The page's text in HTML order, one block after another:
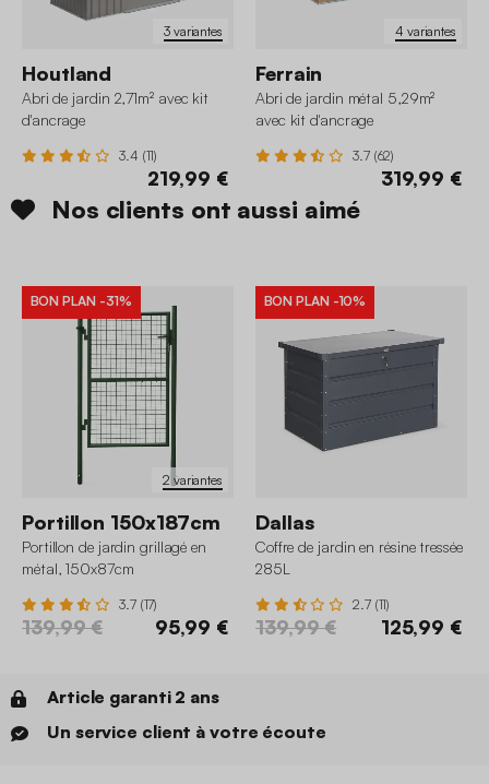
3 variantes
Houtland
Abri de jardin 2,71m² avec kit
d'ancrage
3.4 (11)
219,99 €
4 variantes
Ferrain
Abri de jardin métal 5,29m²
avec kit d'ancrage
3.7 (62)
319,99 €
Nos clients ont aussi aimé
2 variantes
BON PLAN -31%
Portillon 150x187cm
Portillon de jardin grillagé en
métal, 150x87cm
3.7 (17)
139,99 € 95,99 €
BON PLAN -10%
Dallas
Coffre de jardin en résine tressée
285L
2.7 (11)
139,99 € 125,99 €
Article garanti 2 ans
Un service client à votre écoute